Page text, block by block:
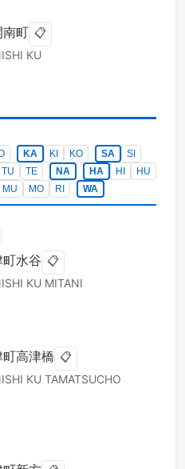
南町 📋
KU
KA KI KO SA
SI
TU TE NA HA HI
HU
MU MO RI WA
町水谷 📋
KU MITANI
町高津橋 📋
KU TAMATSUCHO